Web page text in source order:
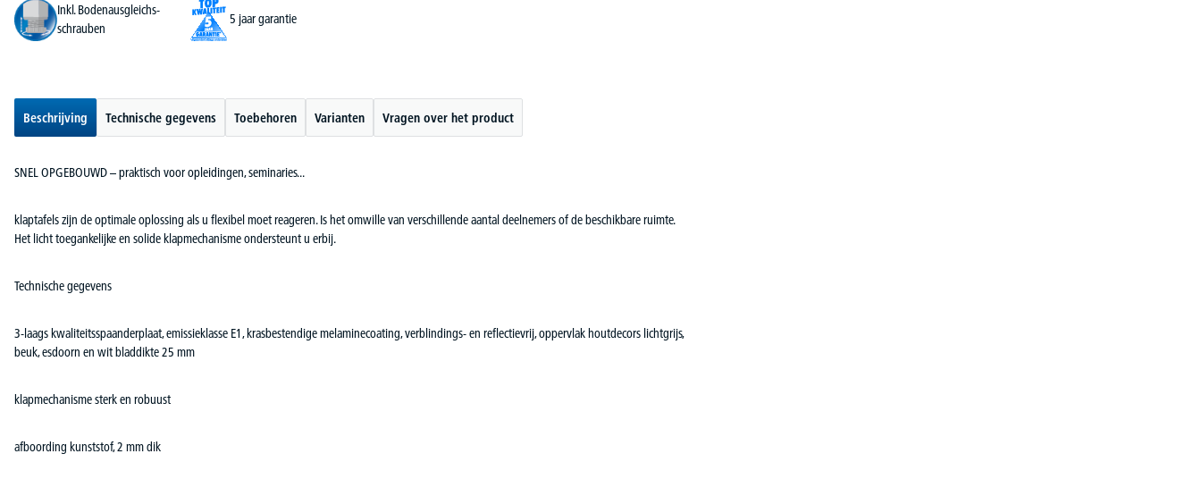
Inkl. Bodenausgleichs-
schrauben
5 jaar garantie
Beschrijving Technische gegevens Toebehoren Varianten Vragen over het product
SNEL OPGEBOUWD – praktisch voor opleidingen, seminaries...
klaptafels zijn de optimale oplossing als u flexibel moet reageren. Is het omwille van verschillende aantal deelnemers of de beschikbare ruimte.
Het licht toegankelijke en solide klapmechanisme ondersteunt u erbij.
Technische gegevens
3-laags kwaliteitsspaanderplaat, emissieklasse E1, krasbestendige melaminecoating, verblindings- en reflectievrij, oppervlak houtdecors lichtgrijs,
beuk, esdoorn en wit bladdikte 25 mm
klapmechanisme sterk en robuust
afboording kunststof, 2 mm dik